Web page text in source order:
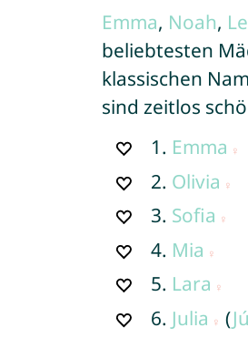
Emma, Noah,
beliebtesten
klassischen
sind zeitlos
1. Emma
2. Olivia
3. Sofia
4. Mia
5. Lara
6. Julia (